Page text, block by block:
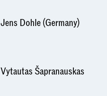
Jens Dohle (Germany)
Vytautas Šapranauskas